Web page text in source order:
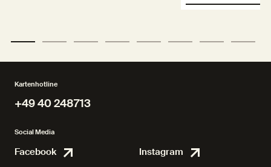
Kartenhotline
+49 40 248713
Social Media
Facebook FacebookInstagram